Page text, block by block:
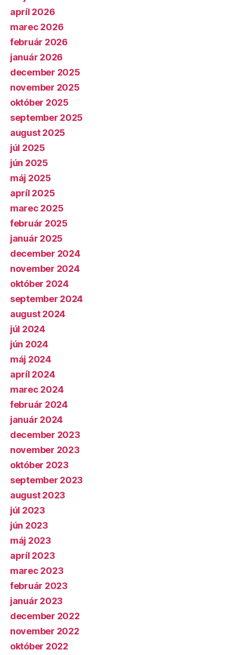
apríl 2026
marec 2026
február 2026
január 2026
december 2025
november 2025
október 2025
september 2025
august 2025
júl 2025
jún 2025
máj 2025
apríl 2025
marec 2025
február 2025
január 2025
december 2024
november 2024
október 2024
september 2024
august 2024
júl 2024
jún 2024
máj 2024
apríl 2024
marec 2024
február 2024
január 2024
december 2023
november 2023
október 2023
september 2023
august 2023
júl 2023
jún 2023
máj 2023
apríl 2023
marec 2023
február 2023
január 2023
december 2022
november 2022
október 2022